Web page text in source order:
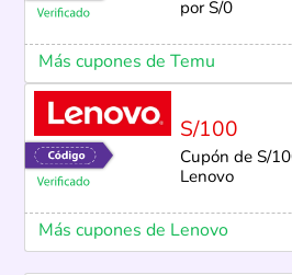
por S/0
Más cupones de Temu
S/100
Cupón de S/
Lenovo
Más cupones de Lenovo